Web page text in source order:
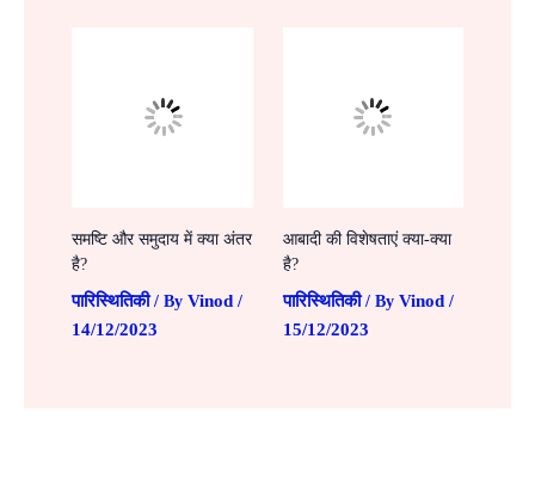
समष्टि और समुदाय में क्या अंतर
है?
पारिस्थितिकी/ By Vinod /
14/12/2023
आबादी की विशेषताएं क्या-क्या
है?
पारिस्थितिकी/ By Vinod /
15/12/2023